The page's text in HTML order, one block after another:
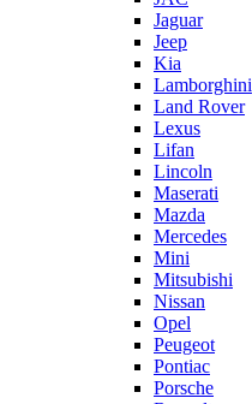
Jaguar
Jeep
Kia
Lamborghini
Land Rover
Lexus
Lifan
Lincoln
Maserati
Mazda
Mercedes
Mini
Mitsubishi
Nissan
Opel
Peugeot
Pontiac
Porsche